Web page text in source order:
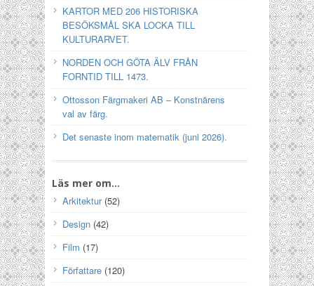
KARTOR MED 206 HISTORISKA
BESÖKSMÅL SKA LOCKA TILL
KULTURARVET.
NORDEN OCH GÖTA ÄLV FRÅN
FORNTID TILL 1473.
Ottosson Färgmakeri AB – Konstnärens
val av färg.
Det senaste inom matematik (juni 2026).
Läs mer om…
Arkitektur(52)
Design (42)
Film (17)
Författare (120)